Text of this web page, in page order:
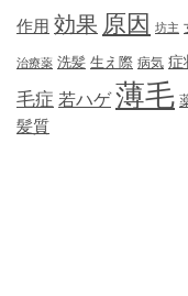
作用 効果 原因 坊主
治療薬 洗髪 生え際 病気 症
毛症 若ハゲ 薄毛
髪質